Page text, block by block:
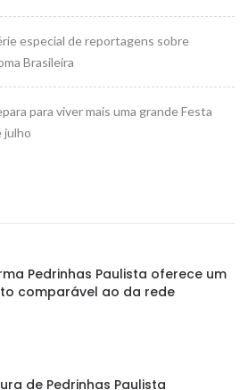
especial de reportagens sobre
Brasileira
para viver mais uma grande Festa
julho
Pedrinhas Paulista oferece um
comparável ao da rede
de Pedrinhas Paulista